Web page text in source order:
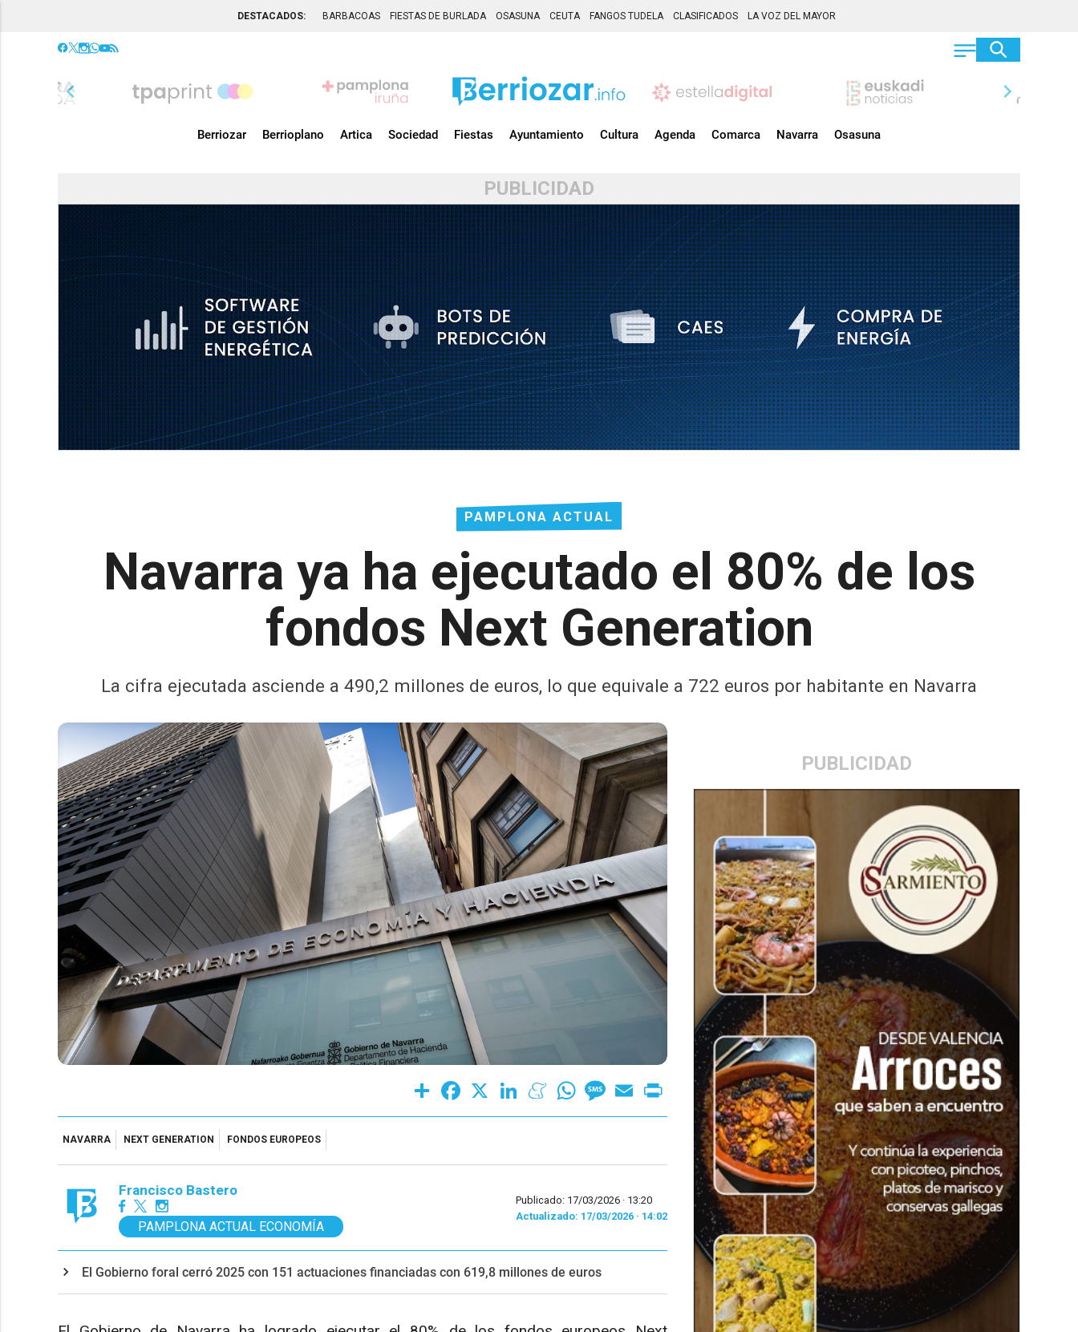
DESTACADOS: BARBACOAS FIESTAS DE BURLADA OSASUNA CEUTA FANGOS TUDELA CLASIFICADOS LA VOZ DEL MAYOR
chevron_left chevron_right
Berriozar Berrioplano Artica Sociedad Fiestas Ayuntamiento Cultura Agenda Comarca Navarra Osasuna
PUBLICIDAD
PAMPLONA ACTUAL
Navarra ya ha ejecutado el 80% de los
fondos Next Generation
La cifra ejecutada asciende a 490,2 millones de euros, lo que equivale a 722 euros por habitante en Navarra
PUBLICIDAD
Share Facebook LinkedInMeneameWhatsAppMessage
Email
NAVARRA NEXT GENERATION FONDOS EUROPEOS
Francisco Bastero
PAMPLONA ACTUAL ECONOMÍA
Publicado: 17/03/2026 · 13:20
Actualizado: 17/03/2026 · 14:02
El Gobierno foral cerró 2025 con 151 actuaciones financiadas con 619,8 millones de euros